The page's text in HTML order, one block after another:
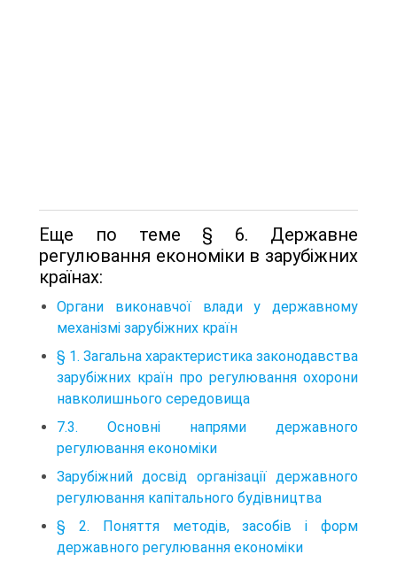
Еще по теме § 6. Державне
регулювання економіки в зарубіжних
країнах:
Органи виконавчої влади у державному
механізмі зарубіжних країн
§ 1. Загальна характеристика законодавства
зарубіжних країн про регулювання охорони
навколишнього середовища
7.3. Основні напрями державного
регулювання економіки
Зарубіжний досвід організації державного
регулювання капітального будівництва
§ 2. Поняття методів, засобів і форм
державного регулювання економіки